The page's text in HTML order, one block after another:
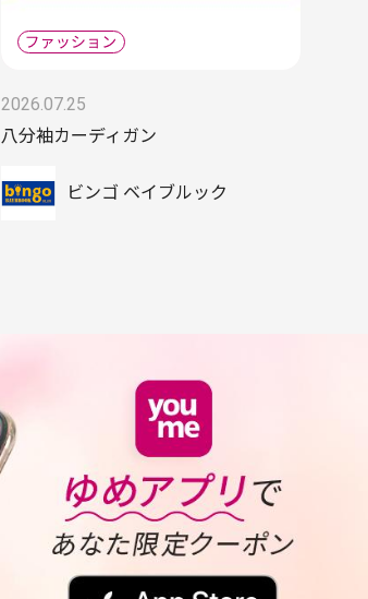
2026.07.25
八分袖カーディガン
ビンゴ ベイブルック